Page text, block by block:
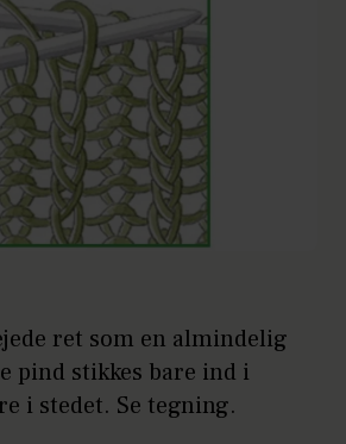
ret som en almindelig
pind stikkes bare ind i
i stedet. Se tegning.